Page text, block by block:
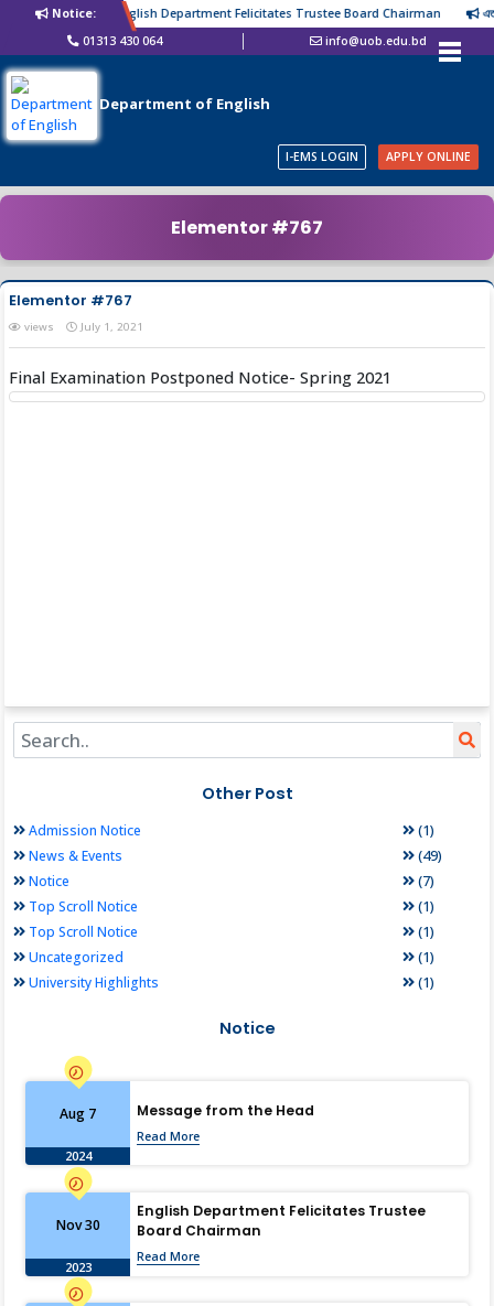
Notice: English Department Felicitates Trustee Board Chairman
01313 430 064
info@uob.edu.bd
Department of English
I-EMS LOGIN APPLY ONLINE
Elementor #767
Elementor #767
views July 1, 2021
Final Examination Postponed Notice- Spring 2021
Other Post
Admission Notice (1)
News & Events (49)
Notice (7)
Top Scroll Notice (1)
Top Scroll Notice (1)
Uncategorized (1)
University Highlights (1)
Notice
Aug 7
2024
Message from the Head
Read More
Nov 30
2023
English Department Felicitates Trustee
Board Chairman
Read More